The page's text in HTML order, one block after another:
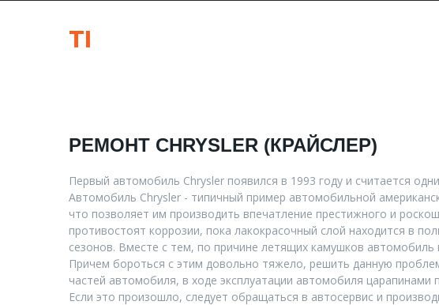
TI
РЕМОНТ CHRYSLER (КРАЙСЛЕР)
Первый автомобиль Chrysler появился в 1993 году и считается
Автомобиль Chrysler - типичный пример автомобильной
что позволяет им производить впечатление престижного и
противостоят коррозии, пока лакокрасочный слой находится в
сезонов. Вместе с тем, по причине летящих камушков
Причем бороться с этим довольно тяжело, решить данную
частей автомобиля, в ходе эксплуатации автомобиля
Если это произошло, следует обращаться в автосервис и